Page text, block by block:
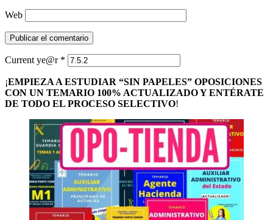
Web
Current ye@r *
¡EMPIEZA A ESTUDIAR “SIN PAPELES” OPOSICIONES
CON UN TEMARIO 100% ACTUALIZADO Y ENTÉRATE
DE TODO EL PROCESO SELECTIVO!